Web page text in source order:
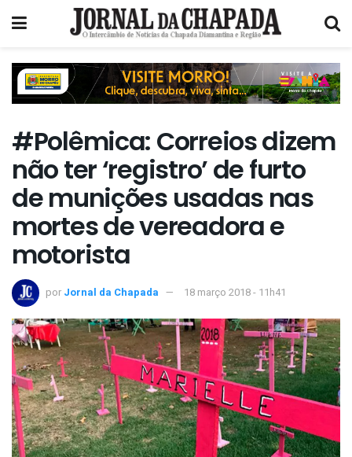
#Polêmica: Correios dizem
não ter ‘registro’ de furto
de munições usadas nas
mortes de vereadora e
motorista
por Jornal da Chapada 18 março 2018 - 11h41